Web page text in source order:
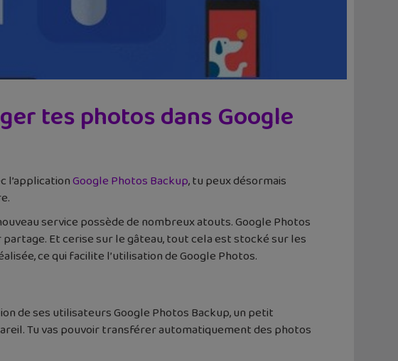
tes photos dans Google
l’applicationGoogle Photos Backup, tu peux désormais
service possède de nombreux atouts. Google Photos
Et cerise sur le gâteau, tout cela est stocké sur les
ce qui facilite l’utilisation de Google Photos.
de ses utilisateurs Google Photos Backup, un petit
Tu vas pouvoir transférer automatiquement des photos